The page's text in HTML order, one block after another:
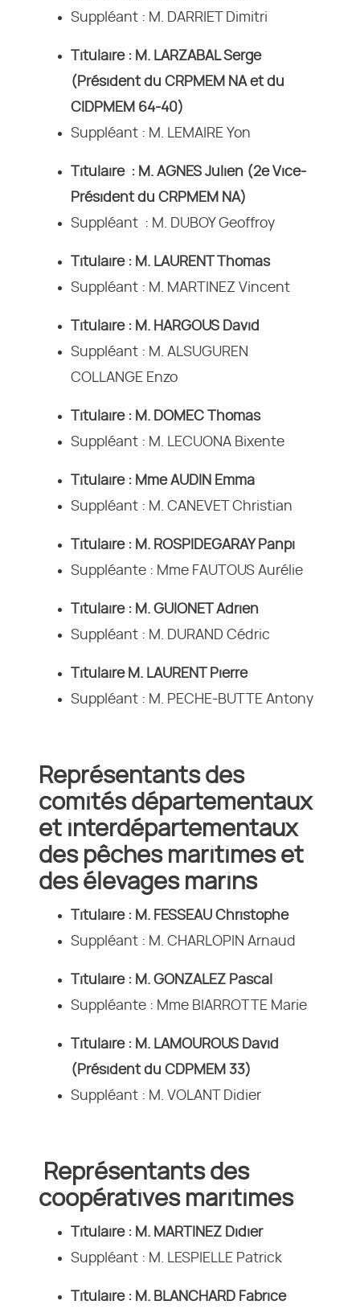
Suppléant : M. DARRIET Dimitri
Titulaire : M. LARZABAL Serge
(Président du CRPMEM NA et du
CIDPMEM 64-40)
Suppléant : M. LEMAIRE Yon
Titulaire : M. AGNES Julien (2e Vice-
Président du CRPMEM NA)
Suppléant : M. DUBOY Geoffroy
Titulaire : M. LAURENT Thomas
Suppléant : M. MARTINEZ Vincent
Titulaire : M. HARGOUS David
Suppléant : M. ALSUGUREN
COLLANGE Enzo
Titulaire : M. DOMEC Thomas
Suppléant : M. LECUONA Bixente
Titulaire : Mme AUDIN Emma
Suppléant : M. CANEVET Christian
Titulaire : M. ROSPIDEGARAY Panpi
Suppléante : Mme FAUTOUS Aurélie
Titulaire : M. GUIONET Adrien
Suppléant : M. DURAND Cédric
Titulaire M. LAURENT Pierre
Suppléant : M. PECHE-BUTTE Antony
Représentants des
comités départementaux
et interdépartementaux
des pêches maritimes et
des élevages marins
Titulaire : M. FESSEAU Christophe
Suppléant : M. CHARLOPIN Arnaud
Titulaire : M. GONZALEZ Pascal
Suppléante : Mme BIARROTTE Marie
Titulaire : M. LAMOUROUS David
(Président du CDPMEM 33)
Suppléant : M. VOLANT Didier
Représentants des
coopératives maritimes
Titulaire : M. MARTINEZ Didier
Suppléant : M. LESPIELLE Patrick
Titulaire : M. BLANCHARD Fabrice